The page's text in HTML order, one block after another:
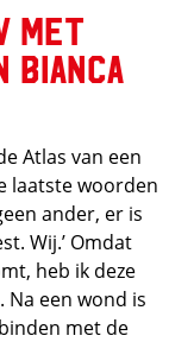
met
Bianca
Atlas van een
laatste woorden
ander, er is
Wij.’ Omdat
heb ik deze
een wond is
met de